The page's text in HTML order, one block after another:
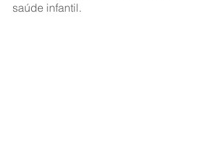
saúde infantil.